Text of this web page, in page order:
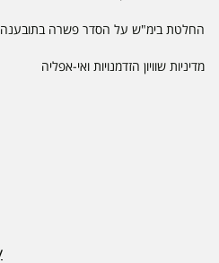
החלטת בימ"ש על הסדר פשרה בתובענה
מדיניות שוויון הזדמנויות ואי-אפליה